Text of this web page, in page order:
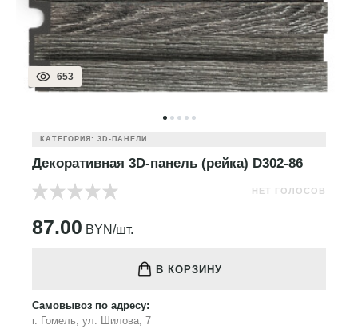
653
КАТЕГОРИЯ: 3D-ПАНЕЛИ
Декоративная 3D-панель (рейка) D302-86
НЕТ ГОЛОСОВ
87.00 BYN/шт.
В КОРЗИНУ
Самовывоз по адресу:
г. Гомель, ул. Шилова, 7